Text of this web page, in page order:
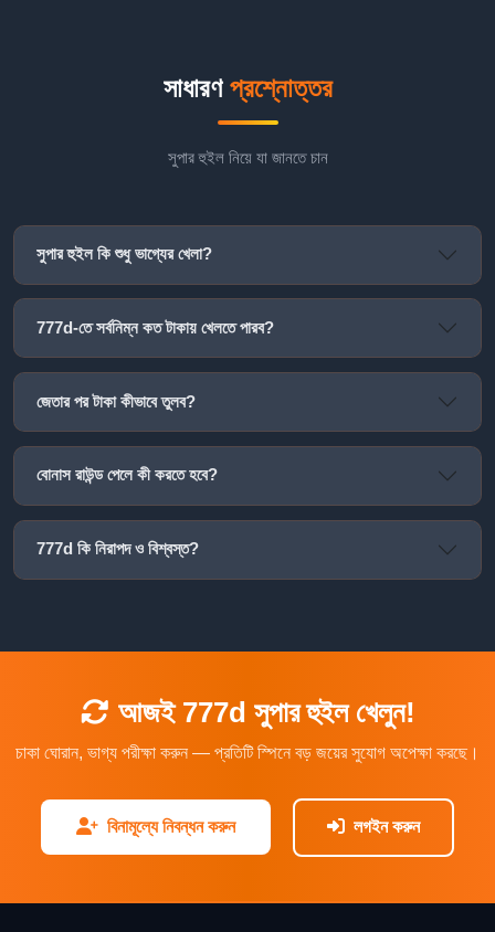
সাধারণ প্রশ্নোত্তর
সুপার হুইল নিয়ে যা জানতে চান
সুপার হুইল কি শুধু ভাগ্যের খেলা?
777d-তে সর্বনিম্ন কত টাকায় খেলতে পারব?
জেতার পর টাকা কীভাবে তুলব?
বোনাস রাউন্ড পেলে কী করতে হবে?
777d কি নিরাপদ ও বিশ্বস্ত?
আজই 777d সুপার হুইল খেলুন!
চাকা ঘোরান, ভাগ্য পরীক্ষা করুন — প্রতিটি স্পিনে বড় জয়ের সুযোগ অপেক্ষা করছে।
বিনামূল্যে নিবন্ধন করুন লগইন করুন